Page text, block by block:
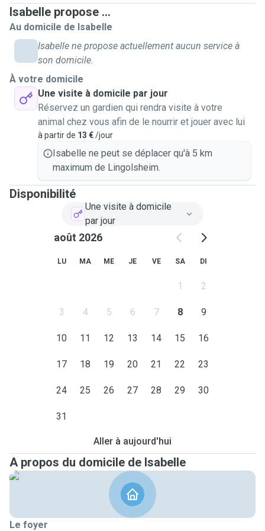
Isabelle propose ...
Au domicile de Isabelle
Isabelle ne propose actuellement aucun service à
son domicile.
À votre domicile
Une visite à domicile par jour
Réservez un gardien qui rendra visite à votre
animal chez vous afin de le nourrir et jouer avec lui
à partir de 13 €/jour
Isabelle ne peut se déplacer qu'à 5 km
maximum de Lingolsheim.
Disponibilité
Une visite à domicile
par jour
août 2026
LU MA ME JE VE SA DI
1 2
3 4 5 6 7 8 9
10 11 12 13 14 15 16
17 18 19 20 21 22 23
24 25 26 27 28 29 30
31
Aller à aujourd'hui
A propos du domicile de Isabelle
Le foyer